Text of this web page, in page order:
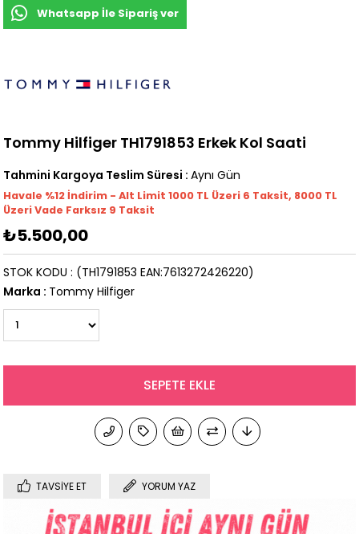
Whatsapp İle Sipariş ver
Tommy Hilfiger TH1791853 Erkek Kol Saati
Tahmini Kargoya Teslim Süresi : Aynı Gün
Havale %12 İndirim - Alt Limit 1000 TL Üzeri 6 Taksit, 8000 TL
Üzeri Vade Farksız 9 Taksit
₺5.500,00
(TH1791853 EAN:7613272426220)
STOK KODU
Marka : Tommy Hilfiger
TAVSIYE ET YORUM YAZ